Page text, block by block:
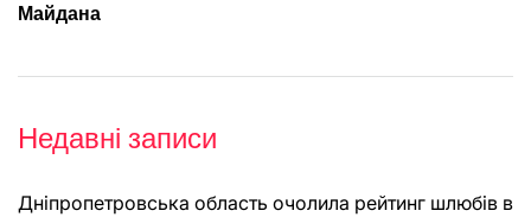
Майдана
Недавні записи
Дніпропетровська область очолила рейтинг шлюбів в